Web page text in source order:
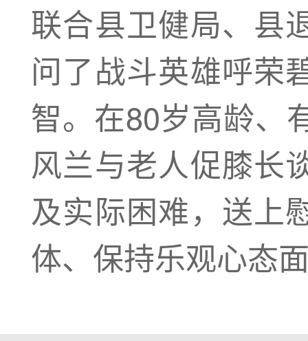
联合县卫健局、县
问了战斗英雄呼荣
智。在80岁高龄、
风兰与老人促膝长
及实际困难，送上
体、保持乐观心态